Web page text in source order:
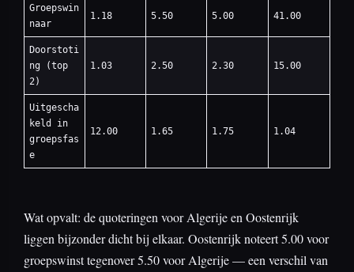
Groepswin
naar
1.18 5.50 5.00 41.00
Doorstoti
ng (top
2)
1.03 2.50 2.30 15.00
Uitgescha
keld in
groepsfas
e
12.00 1.65 1.75 1.04
Wat opvalt: de quoteringen voor Algerije en Oostenrijk
liggen bijzonder dicht bij elkaar. Oostenrijk noteert 5.00 voor
groepswinst tegenover 5.50 voor Algerije — een verschil van